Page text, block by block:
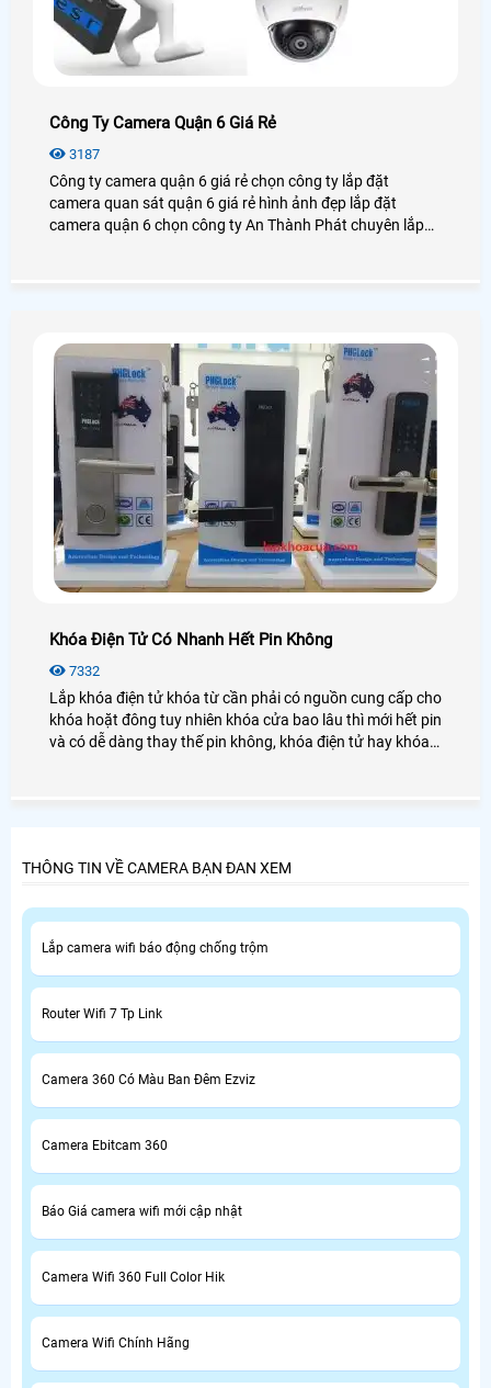
Công Ty Camera Quận 6 Giá Rẻ
3187
Công ty camera quận 6 giá rẻ chọn công ty lắp đặt
camera quan sát quận 6 giá rẻ hình ảnh đẹp lắp đặt
camera quận 6 chọn công ty An Thành Phát chuyên lắp
Khóa Điện Tử Có Nhanh Hết Pin Không
7332
Lắp khóa điện tử khóa từ cần phải có nguồn cung cấp cho
khóa hoặt đông tuy nhiên khóa cửa bao lâu thì mới hết pin
và có dễ dàng thay thế pin không, khóa điện tử hay khóa
THÔNG TIN VỀ CAMERA BẠN ĐAN XEM
Lắp camera wifi báo động chống trộm
Router Wifi 7 Tp Link
Camera 360 Có Màu Ban Đêm Ezviz
Camera Ebitcam 360
Báo Giá camera wifi mới cập nhật
Camera Wifi 360 Full Color Hik
Camera Wifi Chính Hãng